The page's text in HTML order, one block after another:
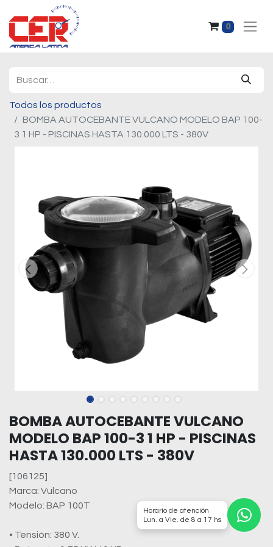
0
Todos los productos
BOMBA AUTOCEBANTE VULCANO MODELO BAP 100-
3 1 HP - PISCINAS HASTA 130.000 LTS - 380V
BOMBA AUTOCEBANTE VULCANO
MODELO BAP 100-3 1 HP - PISCINAS
HASTA 130.000 LTS - 380V
[106125]
Marca: Vulcano
Modelo: BAP 100T
• Tensión: 380 V.
Horario de atención
Lun. a Vie. de 8 a 17 hs